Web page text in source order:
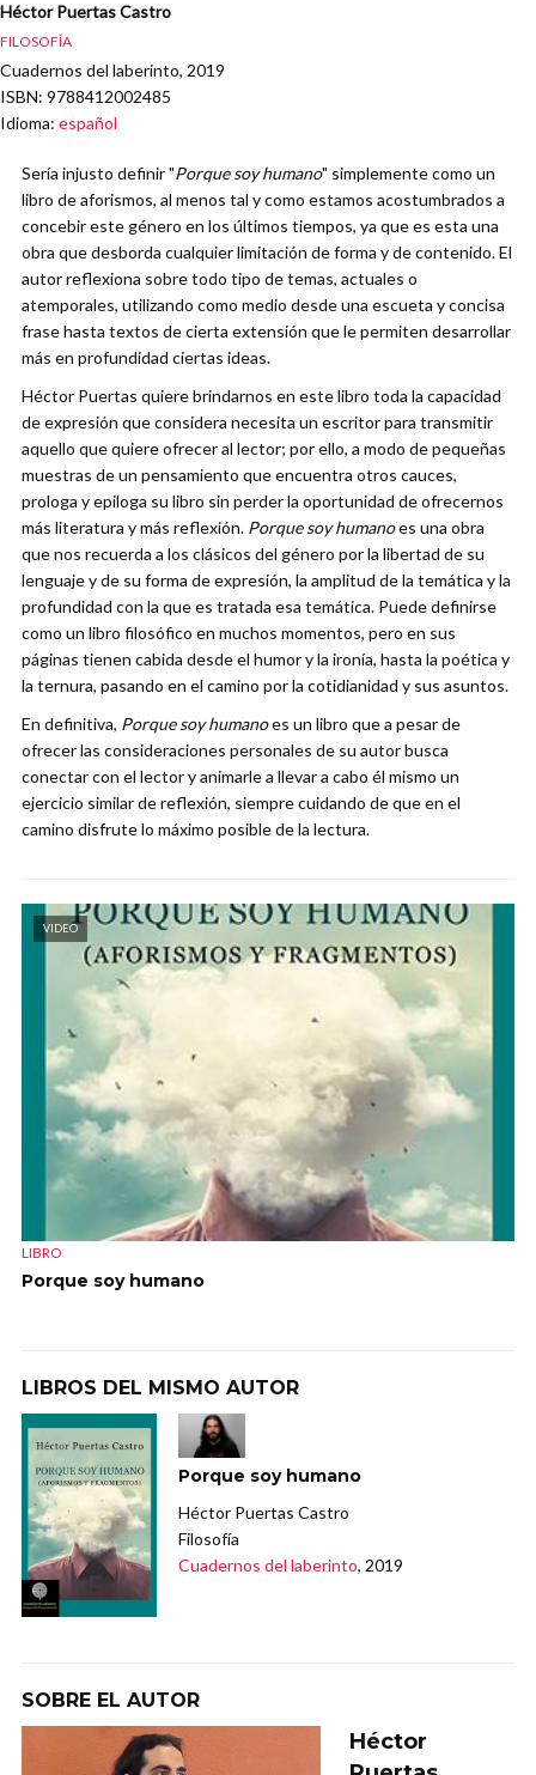
Héctor Puertas Castro
FILOSOFÍA
Cuadernos del laberinto, 2019
ISBN: 9788412002485
Idioma: español
Sería injusto definir "Porque soy humano" simplemente como un
libro de aforismos, al menos tal y como estamos acostumbrados a
concebir este género en los últimos tiempos, ya que es esta una
obra que desborda cualquier limitación de forma y de contenido. El
autor reflexiona sobre todo tipo de temas, actuales o
atemporales, utilizando como medio desde una escueta y concisa
frase hasta textos de cierta extensión que le permiten desarrollar
más en profundidad ciertas ideas.
Héctor Puertas quiere brindarnos en este libro toda la capacidad
de expresión que considera necesita un escritor para transmitir
aquello que quiere ofrecer al lector; por ello, a modo de pequeñas
muestras de un pensamiento que encuentra otros cauces,
prologa y epiloga su libro sin perder la oportunidad de ofrecernos
más literatura y más reflexión. Porque soy humanoes una obra
que nos recuerda a los clásicos del género por la libertad de su
lenguaje y de su forma de expresión, la amplitud de la temática y la
profundidad con la que es tratada esa temática. Puede definirse
como un libro filosófico en muchos momentos, pero en sus
páginas tienen cabida desde el humor y la ironía, hasta la poética y
la ternura, pasando en el camino por la cotidianidad y sus asuntos.
En definitiva, Porque soy humanoes un libro que a pesar de
ofrecer las consideraciones personales de su autor busca
conectar con el lector y animarle a llevar a cabo él mismo un
ejercicio similar de reflexión, siempre cuidando de que en el
camino disfrute lo máximo posible de la lectura.
VIDEO
LIBRO
Porque soy humano
LIBROS DEL MISMO AUTOR
Porque soy humano
Héctor Puertas Castro
Filosofía
Cuadernos del laberinto, 2019
SOBRE EL AUTOR
Héctor